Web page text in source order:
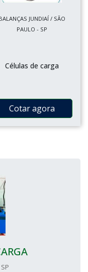
JUNDIAÍ / SÃO
PAULO - SP
Células de carga
Cotar agora